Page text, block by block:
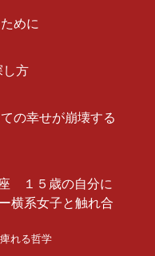
めに
し方
の幸せが崩壊する
１５歳の自分に
横系女子と触れ合
れる哲学